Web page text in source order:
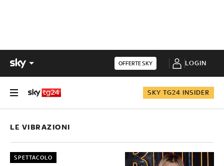
OFFERTE SKY LOGIN
SKY TG24 INSIDER
LE VIBRAZIONI
SPETTACOLO